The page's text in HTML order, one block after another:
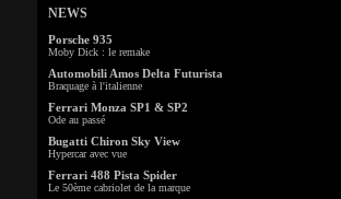
NEWS
Porsche 935
Moby Dick : le remake
Automobili Amos Delta Futurista
Braquage à l'italienne
Ferrari Monza SP1 & SP2
Ode au passé
Bugatti Chiron Sky View
Hypercar avec vue
Ferrari 488 Pista Spider
Le 50ème cabriolet de la marque